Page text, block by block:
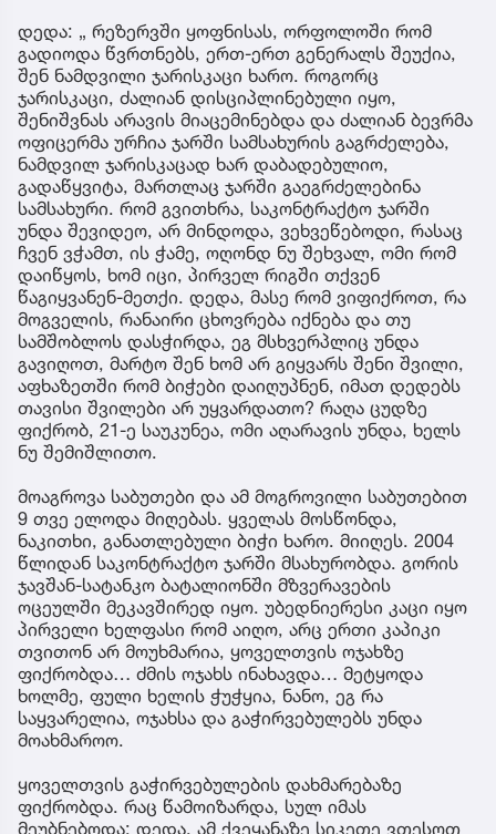
დედა: „ რეზერვში ყოფნისას, ორფოლოში რომ
გადიოდა წვრთნებს, ერთ-ერთ გენერალს შეუქია,
შენ ნამდვილი ჯარისკაცი ხარო. როგორც
ჯარისკაცი, ძალიან დისციპლინებული იყო,
შენიშვნას არავის მიაცემინებდა და ძალიან ბევრმა
ოფიცერმა ურჩია ჯარში სამსახურის გაგრძელება,
ნამდვილ ჯარისკაცად ხარ დაბადებულიო,
გადაწყვიტა, მართლაც ჯარში გაეგრძელებინა
სამსახური. რომ გვითხრა, საკონტრაქტო ჯარში
უნდა შევიდეო, არ მინდოდა, ვეხვეწებოდი, რასაც
ჩვენ ვჭამთ, ის ჭამე, ოღონდ ნუ შეხვალ, ომი რომ
დაიწყოს, ხომ იცი, პირველ რიგში თქვენ
წაგიყვანენ-მეთქი. დედა, მასე რომ ვიფიქროთ, რა
მოგველის, რანაირი ცხოვრება იქნება და თუ
სამშობლოს დასჭირდა, ეგ მსხვერპლიც უნდა
გავიღოთ, მარტო შენ ხომ არ გიყვარს შენი შვილი,
აფხაზეთში რომ ბიჭები დაიღუპნენ, იმათ დედებს
თავისი შვილები არ უყვარდათო? რაღა ცუდზე
ფიქრობ, 21-ე საუკუნეა, ომი აღარავის უნდა, ხელს
ნუ შემიშლითო.
მოაგროვა საბუთები და ამ მოგროვილი საბუთებით
9 თვე ელოდა მიღებას. ყველას მოსწონდა,
ნაკითხი, განათლებული ბიჭი ხარო. მიიღეს. 2004
წლიდან საკონტრაქტო ჯარში მსახურობდა. გორის
ჯავშან-სატანკო ბატალიონში მზვერავების
ოცეულში მეკავშირედ იყო. უბედნიერესი კაცი იყო
პირველი ხელფასი რომ აიღო, არც ერთი კაპიკი
თვითონ არ მოუხმარია, ყოველთვის ოჯახზე
ფიქრობდა… ძმის ოჯახს ინახავდა… მეტყოდა
ხოლმე, ფული ხელის ჭუჭყია, ნანო, ეგ რა
საყვარელია, ოჯახსა და გაჭირვებულებს უნდა
მოახმაროო.
ყოველთვის გაჭირვებულების დახმარებაზე
ფიქრობდა. რაც წამოიზარდა, სულ იმას
მეუბნებოდა: დედა, ამ ქვეყანაზე სიკეთე ვთესოთ